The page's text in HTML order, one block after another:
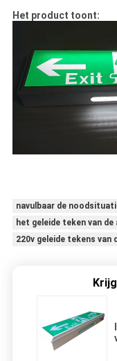
Het product toont:
navulbaar de
het geleide teken van
220v geleide tekens